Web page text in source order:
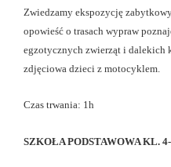
Zwiedzamy ekspozycję
opowieść o trasach wypraw
egzotycznych zwierząt i dalekich
zdjęciowa dzieci z motocyklem.
Czas trwania: 1h
SZKOŁA PODSTAWOWA KL.